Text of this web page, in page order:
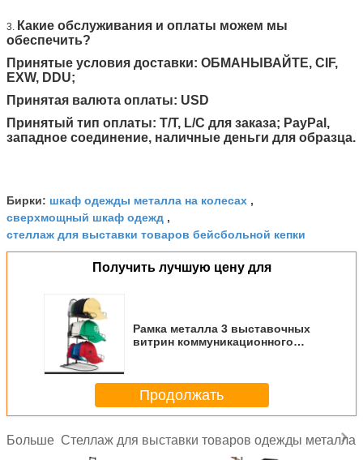
3. Какие обслуживания и оплаты можем мы
обеспечить?
Принятые условия доставки: ОБМАНЫВАЙТЕ, CIF,
EXW, DDU;
Принятая валюта оплаты: USD
Принятый тип оплаты: T/T, L/C для заказа; PayPal,
западное соединение, наличные деньги для образца.
Бирки: шкаф одежды металла на колесах ,
сверхмощный шкаф одежд ,
стеллаж для выставки товаров бейсбольной кепки
Получить лучшую цену для
Рамка металла 3 выставочных
витрин коммуникационного
Продолжать
Больше Стеллаж для выставки товаров одежды металла